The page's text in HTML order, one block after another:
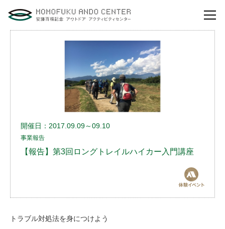
自然体験活動とは？
安藤百福センターの役割とビジョン
研修・講演
体験イベント
安藤百福センターの ご案内
利用お申し込み
開催日：2017.09.09～09.10
事業報告
【報告】第3回ロングトレイルハイカー入門講座
トラブル対処法を身につけよう